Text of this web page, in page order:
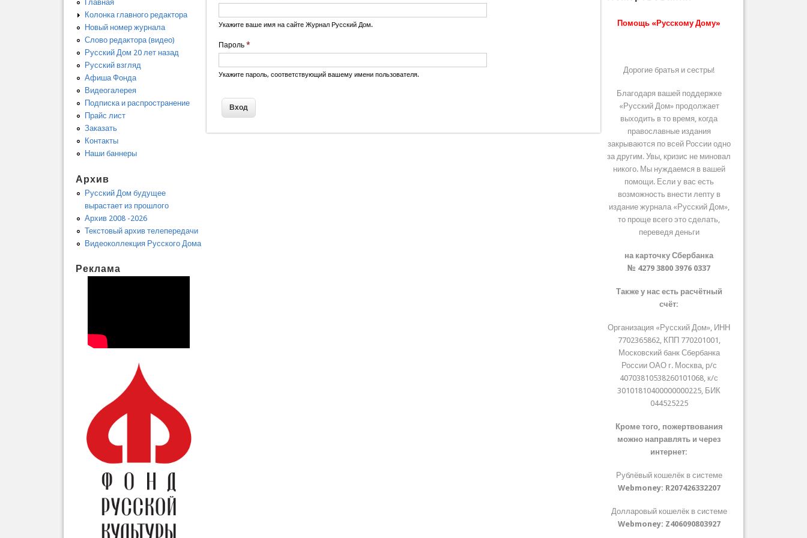
Укажите ваше имя на сайте Журнал Русский Дом.
Пароль*
Укажите пароль, соответствующий вашему имени пользователя.
Главная
Колонка главного редактора
Новый номер журнала
Слово редактора (видео)
Русский Дом 20 лет назад
Русский взгляд
Афиша Фонда
Видеогалерея
Подписка и распространение
Прайс лист
Заказать
Контакты
Наши баннеры
Архив
Русский Дом будущее
вырастает из прошлого
Архив 2008 -2026
Текстовый архив телепередачи
Видеоколлекция Русского Дома
Реклама
Помощь «Русскому Дому»
Дорогие братья и сестры!
Благодаря вашей поддержке
«Русский Дом» продолжает
выходить в то время, когда
православные издания
закрываются по всей России одно
за другим. Увы, кризис не миновал
никого. Мы нуждаемся в вашей
помощи. Если у вас есть
возможность внести лепту в
издание журнала «Русский Дом»,
то проще всего это сделать,
переведя деньги
на карточку Сбербанка
№ 4279 3800 3976 0337
Также у нас есть расчётный
счёт:
Организация «Русский Дом», ИНН
7702365862, КПП 770201001,
Московский банк Сбербанка
России ОАО г. Москва, р/с
40703810538260101068, к/с
30101810400000000225, БИК
044525225
Кроме того, пожертвования
можно направлять и через
интернет:
Рублёвый кошелёк в системе
Webmoney: R207426332207
Долларовый кошелёк в системе
Webmoney: Z406090803927